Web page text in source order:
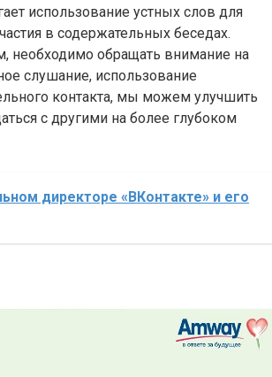
использование устных слов для
в содержательных беседах.
необходимо обращать внимание на
слушание, использование
контакта, мы можем улучшить
с другими на более глубоком
директоре «ВКонтакте» и его